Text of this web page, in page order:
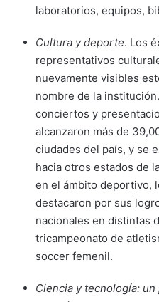
laboratorios, equipos,
Cultura y deporte. Los
representativos
nuevamente visibles
nombre de la
conciertos y
alcanzaron más de
ciudades del país, y se
hacia otros estados de
en el ámbito deportivo,
destacaron por sus
nacionales en distintas
tricampeonato de
soccer femenil.
Ciencia y tecnología: